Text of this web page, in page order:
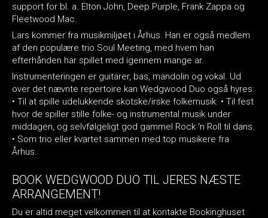
support for bl. a. Elton John, Deep Purple, Frank Zappa og
Fleetwood Mac.
Lars kommer fra musikmiljøet i Århus. Han er også medlem
af den populære trio Soul Meeting, med hvem han
efterhånden har spillet med igennem mange ar.
Instrumenteringen er guitarer, bas, mandolin og vokal. Ud
over det nævnte repertoire kan Wedgwood Duo også hyres:
• Til at spille udelukkende skotske/irske folkemusik. • Til fest
hvor de spiller stille folke- og instrumental musik under
middagen, og selvfølgeligt god gammel Rock ‘n Roll til dans.
• Som trio eller kvartet sammen med top musikere fra
Århus.
BOOK WEDGWOOD DUO TIL JERES NÆSTE
ARRANGEMENT!
Du er altid meget velkommen til at kontakte Bookinghuset